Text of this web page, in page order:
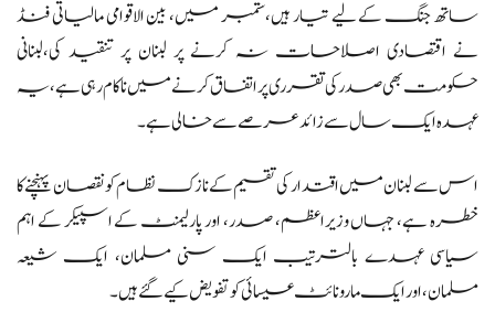
ساتھ جنگ ​​کے لیے تیار ہیں،ستمبر میں، بین الاقوامی مالیاتی فنڈ
نے اقتصادی اصلاحات نہ کرنے پر لبنان پر تنقید کی،لبنانی
حکومت بھی صدر کی تقرری پر اتفاق کرنے میں ناکام رہی ہے، یہ
عہدہ ایک سال سے زائد عرصے سے خالی ہے۔
اس سے لبنان میں اقتدار کی تقسیم کے نازک نظام کو نقصان پہنچنے کا
خطرہ ہے، جہاں وزیراعظم، صدر، اور پارلیمنٹ کے اسپیکر کے اہم
سیاسی عہدے بالترتیب ایک سنی مسلمان، ایک شیعہ
مسلمان، اور ایک مارونائٹ عیسائی کو تفویض کیے گئے ہیں۔